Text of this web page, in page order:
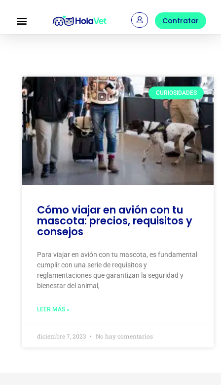
contenido
Contratar
CURIOSIDADES
Cómo viajar en avión con tu
mascota: precios, requisitos y
consejos
Para viajar en avión con tu mascota, es fundamental
cumplir con una serie de requisitos y
reglamentaciones que garantizan la seguridad y
bienestar del animal,
LEER MÁS »
diciembre 7, 2023 No hay comentarios